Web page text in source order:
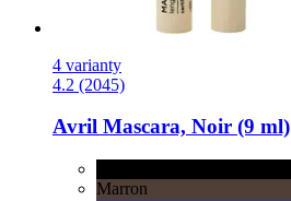
4 varianty
4.2 (2045)
Avril Mascara, Noir (9 ml)
Marron